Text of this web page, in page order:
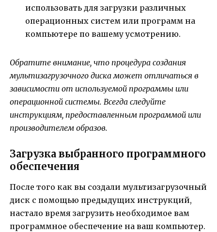
использовать для загрузки различных
операционных систем или программ на
компьютере по вашему усмотрению.
Обратите внимание, что процедура создания
мультизагрузочного диска может отличаться в
зависимости от используемой программы или
операционной системы. Всегда следуйте
инструкциям, предоставленным программой или
производителем образов.
Загрузка выбранного программного
обеспечения
После того как вы создали мультизагрузочный
диск с помощью предыдущих инструкций,
настало время загрузить необходимое вам
программное обеспечение на ваш компьютер.